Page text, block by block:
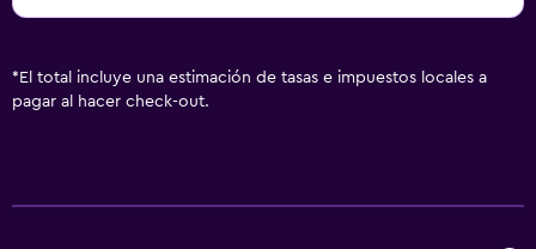
* El total incluye una estimación de tasas e impuestos locales a
pagar al hacer check-out.